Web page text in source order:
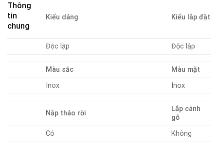
Thông
tin
chung
Kiểu dáng Kiểu lắp đặt
Độc lập Độc lập
Màu sắc
Màu mặt
Inox
Inox
Nắp tháo rời
Lắp cánh
gỗ
Có
Không